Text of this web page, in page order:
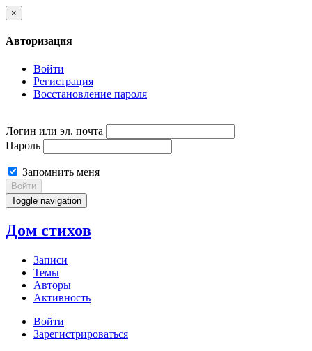
×
Авторизация
Войти
Регистрация
Восстановление пароля
Логин или эл. почта
Пароль
Запомнить меня
Войти
Toggle navigation
Дом стихов
Записи
Темы
Авторы
Активность
Войти
Зарегистрироваться